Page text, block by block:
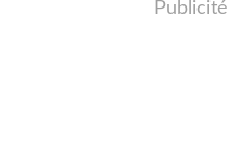
Publicité